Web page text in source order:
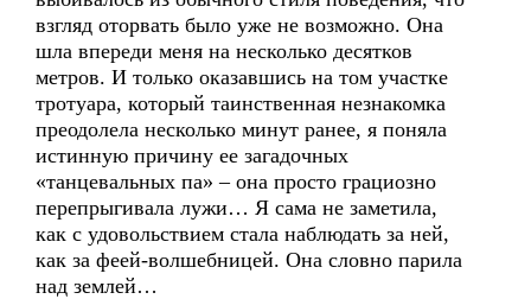
взгляд оторвать было уже не возможно. Она
шла впереди меня на несколько десятков
метров. И только оказавшись на том участке
тротуара, который таинственная незнакомка
преодолела несколько минут ранее, я поняла
истинную причину ее загадочных
«танцевальных па» – она просто грациозно
перепрыгивала лужи… Я сама не заметила,
как с удовольствием стала наблюдать за ней,
как за феей-волшебницей. Она словно парила
над землей…